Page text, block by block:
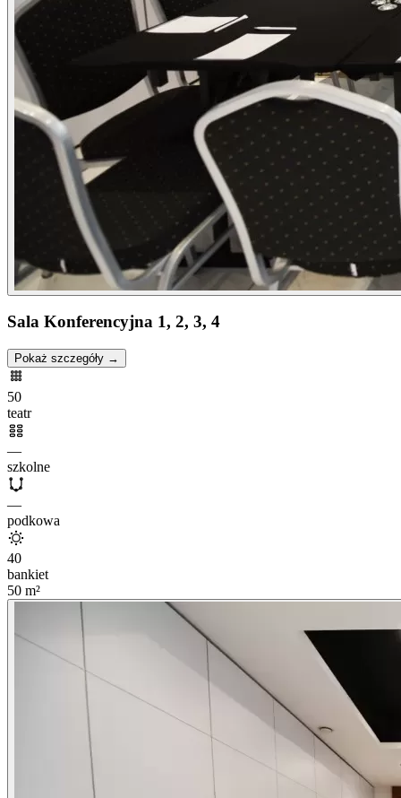
Sala Konferencyjna 1, 2, 3, 4
Pokaż szczegóły →
50
teatr
—
szkolne
—
podkowa
40
bankiet
50 m²